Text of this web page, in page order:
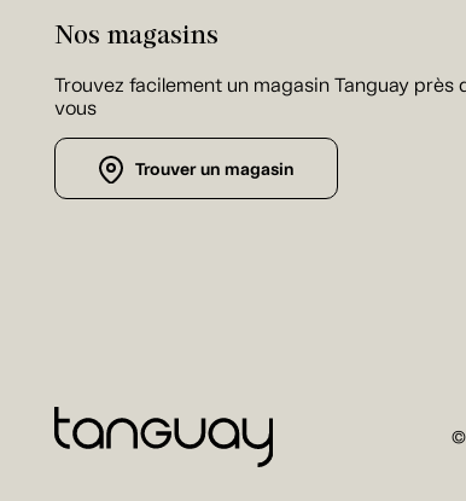
Nos magasins
Trouvez facilement un magasin Tanguay près
vous
Trouver un magasin
©